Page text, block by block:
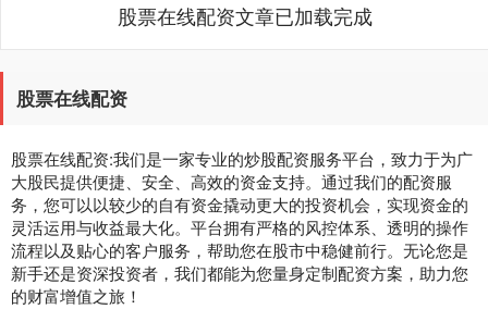
股票在线配资文章已加载完成
股票在线配资
股票在线配资:我们是一家专业的炒股配资服务平台，致力于为广
大股民提供便捷、安全、高效的资金支持。通过我们的配资服
务，您可以以较少的自有资金撬动更大的投资机会，实现资金的
灵活运用与收益最大化。平台拥有严格的风控体系、透明的操作
流程以及贴心的客户服务，帮助您在股市中稳健前行。无论您是
新手还是资深投资者，我们都能为您量身定制配资方案，助力您
的财富增值之旅！